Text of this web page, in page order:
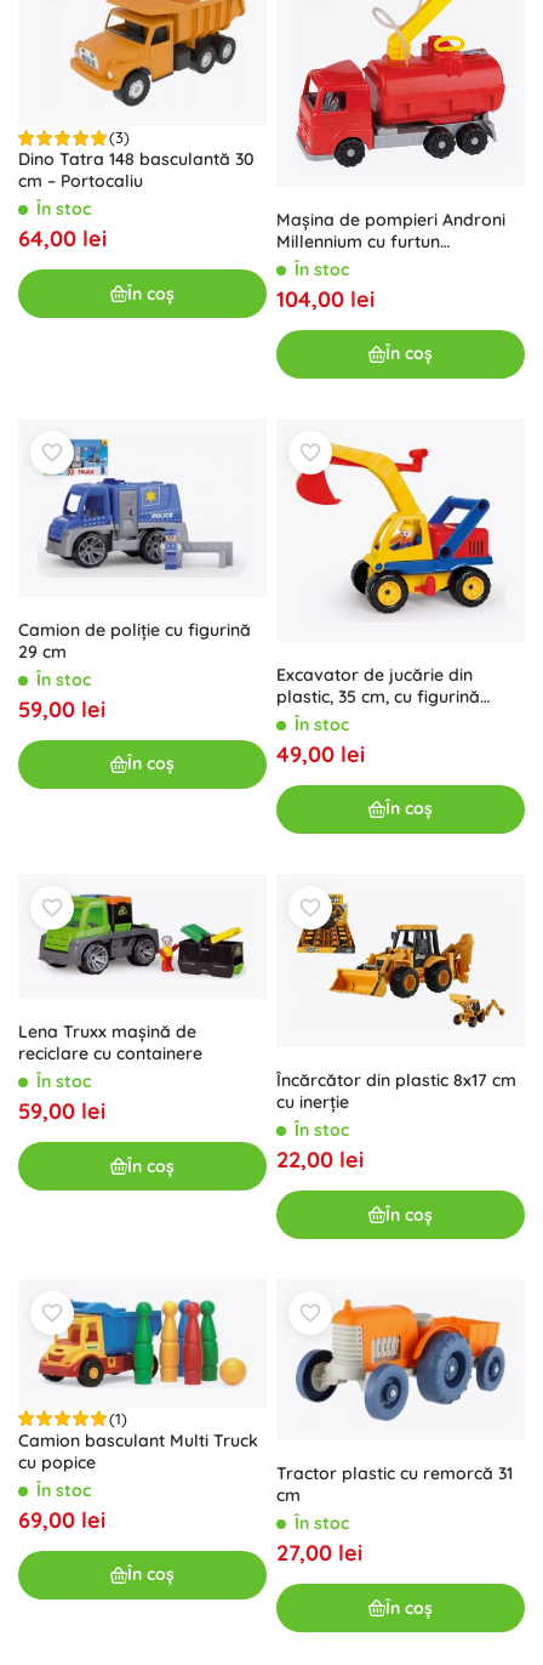
(3)
Dino Tatra 148 basculantă 30
cm – Portocaliu
În stoc
64,00 lei
În coș
Mașina de pompieri Androni
Millennium cu furtun
funcțional
În stoc
104,00 lei
În coș
Camion de poliție cu figurină
29 cm
În stoc
59,00 lei
În coș
Excavator de jucărie din
plastic, 35 cm, cu figurină
șofer
În stoc
49,00 lei
În coș
Lena Truxx mașină de
reciclare cu containere
În stoc
59,00 lei
În coș
Încărcător din plastic 8x17 cm
cu inerție
În stoc
22,00 lei
În coș
(1)
Camion basculant Multi Truck
cu popice
În stoc
69,00 lei
În coș
Tractor plastic cu remorcă 31
cm
În stoc
27,00 lei
În coș